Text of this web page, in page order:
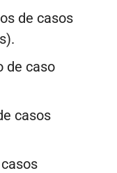
de casos
de caso
casos